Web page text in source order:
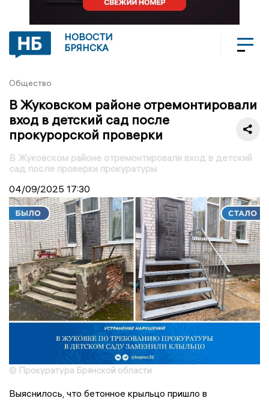
НОВОСТИ
БРЯНСКА
Общество
В Жуковском районе отремонтировали
вход в детский сад после
прокурорской проверки
В Жуковском районе отремонтировали вход в детский
сад после проверки прокуратуры
04/09/2025 17:30
© Прокуратура Брянской области
Выяснилось, что бетонное крыльцо пришло в